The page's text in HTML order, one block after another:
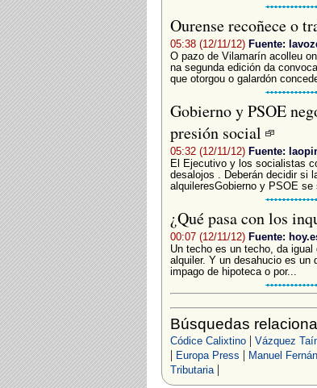
Ourense recoñece o
05:38 (12/11/12) Fuente:
O pazo de Vilamarín acolleu
na segunda edición da
que otorgou o galardón
Gobierno y PSOE
presión social
05:32 (12/11/12) Fuente:
El Ejecutivo y los socialistas
desalojos . Deberán decidir si
alquileresGobierno y PSOE se
¿Qué pasa con los
00:07 (12/11/12) Fuente:
Un techo es un techo, da
alquiler. Y un desahucio es un
impago de hipoteca o por...
Búsquedas
Códice Calixtino| Vázquez
| Europa Press | Manuel
Tributaria|